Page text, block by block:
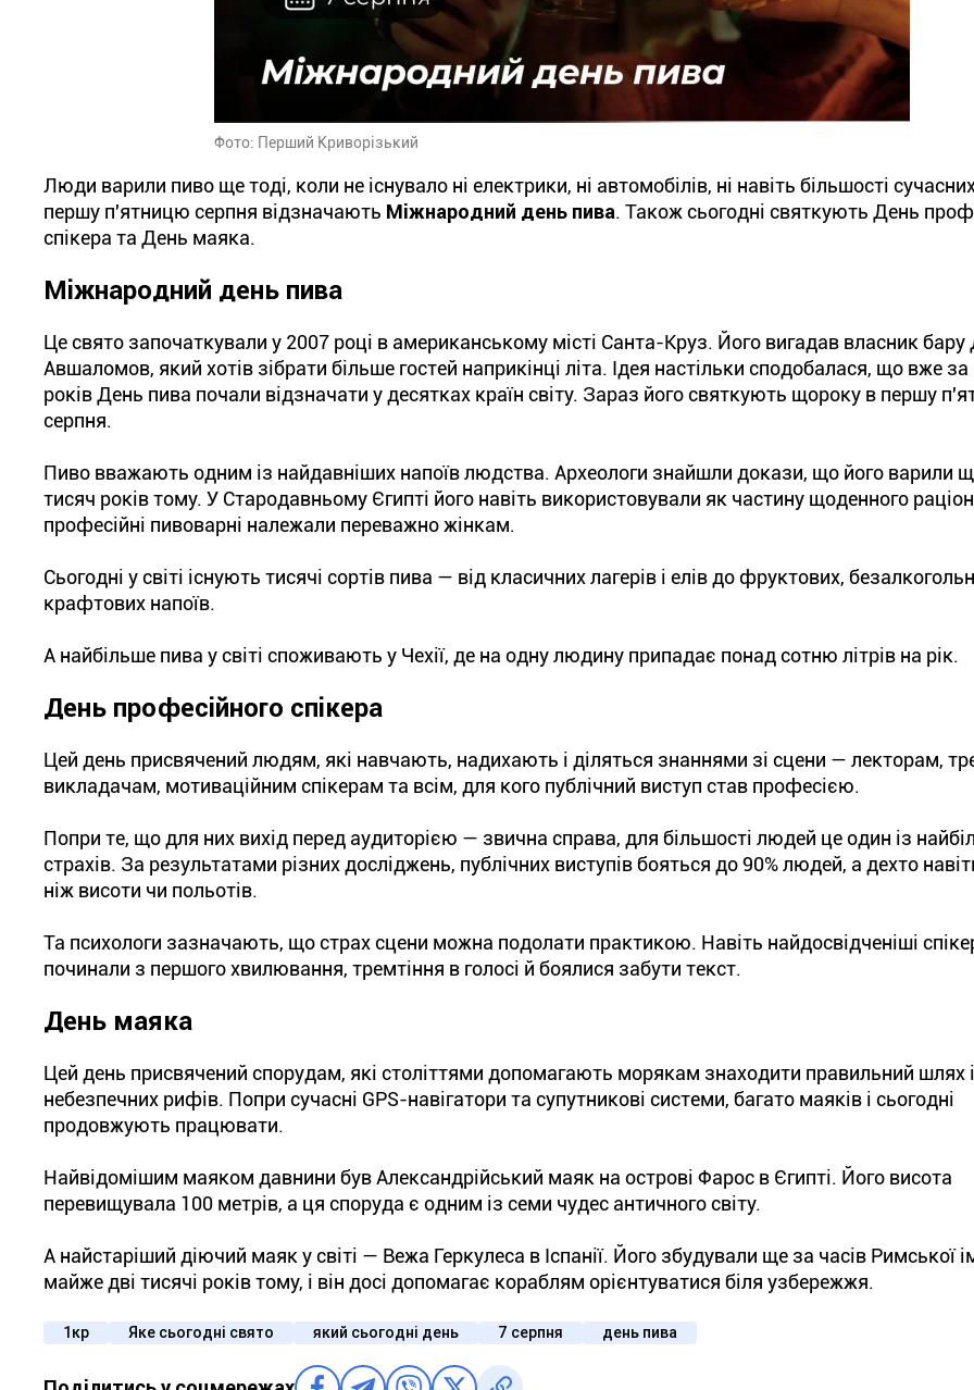
Фото: Перший Криворізький
Люди варили пиво ще тоді, коли не існувало ні електрики, ні автомобілів, ні навіть більшості
першу п'ятницю серпня відзначають Міжнародний день пива. Також сьогодні святкують День
спікера та День маяка.
Міжнародний день пива
Це свято започаткували у 2007 році в американському місті Санта-Круз. Його вигадав власник
Авшаломов, який хотів зібрати більше гостей наприкінці літа. Ідея настільки сподобалася, що вже за
років День пива почали відзначати у десятках країн світу. Зараз його святкують щороку в першу
серпня.
Пиво вважають одним із найдавніших напоїв людства. Археологи знайшли докази, що його варили
тисяч років тому. У Стародавньому Єгипті його навіть використовували як частину щоденного
професійні пивоварні належали переважно жінкам.
Сьогодні у світі існують тисячі сортів пива — від класичних лагерів і елів до фруктових,
крафтових напоїв.
А найбільше пива у світі споживають у Чехії, де на одну людину припадає понад сотню літрів на рік.
День професійного спікера
Цей день присвячений людям, які навчають, надихають і діляться знаннями зі сцени — лекторам,
викладачам, мотиваційним спікерам та всім, для кого публічний виступ став професією.
Попри те, що для них вихід перед аудиторією — звична справа, для більшості людей це один із
страхів. За результатами різних досліджень, публічних виступів бояться до 90% людей, а дехто
ніж висоти чи польотів.
Та психологи зазначають, що страх сцени можна подолати практикою. Навіть найдосвідченіші
починали з першого хвилювання, тремтіння в голосі й боялися забути текст.
День маяка
Цей день присвячений спорудам, які століттями допомагають морякам знаходити правильний шлях
небезпечних рифів. Попри сучасні GPS-навігатори та супутникові системи, багато маяків і сьогодні
продовжують працювати.
Найвідомішим маяком давнини був Александрійський маяк на острові Фарос в Єгипті. Його висота
перевищувала 100 метрів, а ця споруда є одним із семи чудес античного світу.
А найстаріший діючий маяк у світі — Вежа Геркулеса в Іспанії. Його збудували ще за часів Римської
майже дві тисячі років тому, і він досі допомагає кораблям орієнтуватися біля узбережжя.
1кр Яке сьогодні свято який сьогодні день 7 серпня день пива